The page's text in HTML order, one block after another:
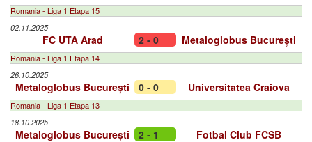
Romania - Liga 1 Etapa 15
02.11.2025
FC UTA Arad 2 - 0 Metaloglobus București
Romania - Liga 1 Etapa 14
26.10.2025
Metaloglobus București 0 - 0 Universitatea Craiova
Romania - Liga 1 Etapa 13
18.10.2025
Metaloglobus București 2 - 1 Fotbal Club FCSB